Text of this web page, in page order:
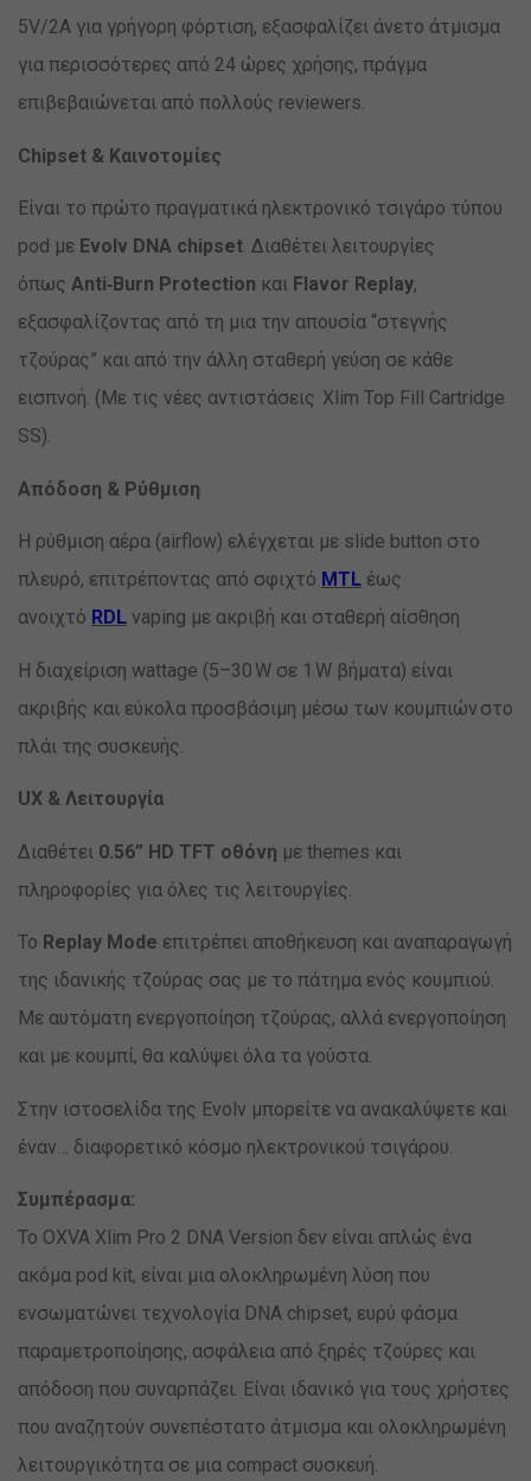
5V/2A για γρήγορη φόρτιση, εξασφαλίζει άνετο άτμισμα
για περισσότερες από 24 ώρες χρήσης, πράγμα
επιβεβαιώνεται από πολλούς reviewers.
Chipset & Καινοτομίες
Είναι το πρώτο πραγματικά ηλεκτρονικό τσιγάρο τύπου
pod με Evolv DNA chipset. Διαθέτει λειτουργίες
όπως Anti‑Burn Protection και Flavor Replay,
εξασφαλίζοντας από τη μια την απουσία “στεγνής
τζούρας” και από την άλλη σταθερή γεύση σε κάθε
εισπνοή. (Mε τις νέες αντιστάσεις Xlim Top Fill Cartridge
SS).
Απόδοση & Ρύθμιση
Η ρύθμιση αέρα (airflow) ελέγχεται με slide button στο
πλευρό, επιτρέποντας από σφιχτό MTL έως
ανοιχτό RDL vaping με ακριβή και σταθερή αίσθηση
Η διαχείριση wattage (5–30 W σε 1 W βήματα) είναι
ακριβής και εύκολα προσβάσιμη μέσω των κουμπιών στο
πλάι της συσκευής.
UX & Λειτουργία
Διαθέτει 0.56” HD TFT οθόνη με themes και
πληροφορίες για όλες τις λειτουργίες.
Το Replay Mode επιτρέπει αποθήκευση και αναπαραγωγή
της ιδανικής τζούρας σας με το πάτημα ενός κουμπιού.
Με αυτόματη ενεργοποίηση τζούρας, αλλά ενεργοποίηση
και με κουμπί, θα καλύψει όλα τα γούστα.
Στην ιστοσελίδα της Evolv μπορείτε να ανακαλύψετε και
έναν… διαφορετικό κόσμο ηλεκτρονικού τσιγάρου.
Συμπέρασμα:
Το OXVA Xlim Pro 2 DNA Version δεν είναι απλώς ένα
ακόμα pod kit, είναι μια ολοκληρωμένη λύση που
ενσωματώνει τεχνολογία DNA chipset, ευρύ φάσμα
παραμετροποίησης, ασφάλεια από ξηρές τζούρες και
απόδοση που συναρπάζει. Είναι ιδανικό για τους χρήστες
που αναζητούν συνεπέστατο άτμισμα και ολοκληρωμένη
λειτουργικότητα σε μια compact συσκευή.